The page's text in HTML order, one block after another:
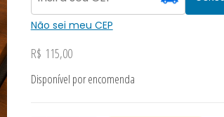
Não sei meu CEP
R$ 115,00
Disponível por encomenda